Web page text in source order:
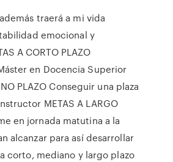
traerá a mi vida
emocional y
A CORTO PLAZO
en Docencia Superior
PLAZO Conseguir una plaza
METAS A LARGO
en jornada matutina a la
alcanzar para así desarrollar
corto, mediano y largo plazo